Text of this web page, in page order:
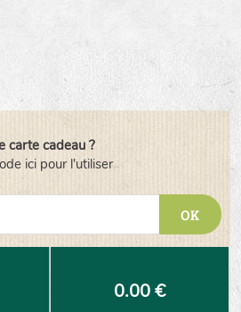
carte cadeau ?
ici pour l'utiliser
OK
0.00 €